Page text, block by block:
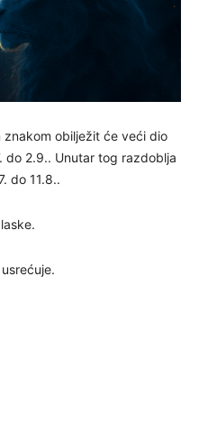
znakom obilježit će veći dio
do 2.9.. Unutar tog razdoblja
do 11.8..